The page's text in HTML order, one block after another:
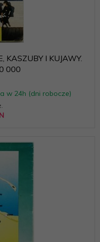
KASZUBY I KUJAWY.
000
w 24h (dni robocze)